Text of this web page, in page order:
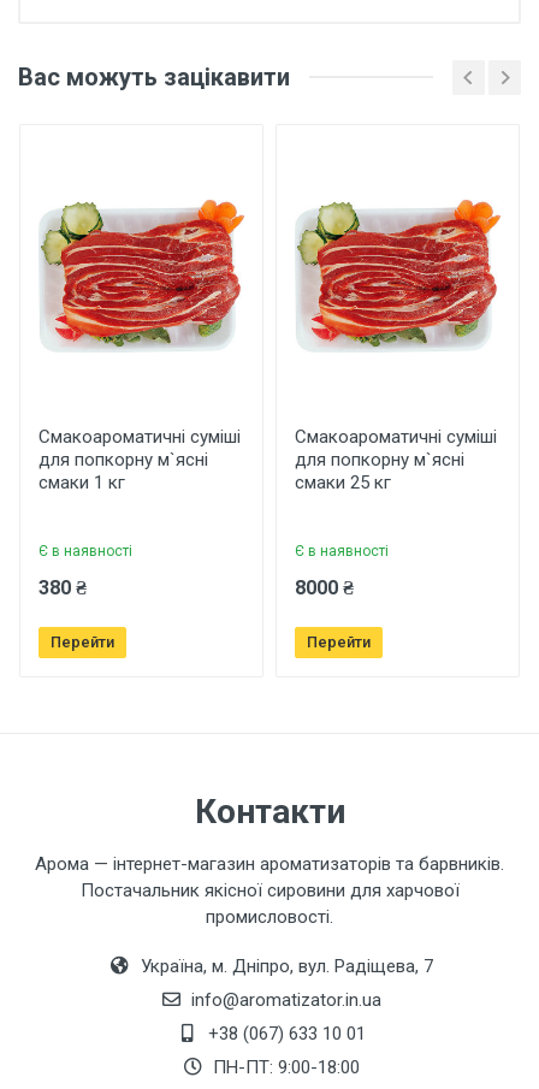
Основні характеристики
Бренд
Арома
рибних смаків та
Відгуки про товар поки що відсутні.
Написати відгук
Завантажити фото товару
Коментар
Вас можуть зацікавити
Смакоароматичні суміші
для попкорну м`ясні
смаки 1 кг
Є в наявності
380 ₴
Перейти
Смакоароматичні суміші
для попкорну м`ясні
смаки 25 кг
Є в наявності
8000 ₴
Перейти
Контакти
Арома — інтернет-магазин ароматизаторів та барвників.
Постачальник якісної сировини для харчової
промисловості.
Україна, м. Дніпро, вул. Радіщева, 7
info@aromatizator.in.ua
+38 (067) 633 10 01
ПН-ПТ: 9:00-18:00